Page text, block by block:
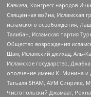
Кавказа, Конгресс народов
Священная война, Исламская
исламского освобождения,
Талибан, Исламская партия
Общество возрождения
Шам, Исламский джихад, Аль-
Исламское государство,
ополчение имени К. Минина и
Тагьаля SHAM, АУМ Синрике,
Чистопольский Джамаат,